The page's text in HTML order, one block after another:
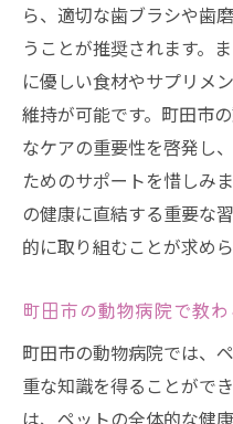
ら、適切な歯ブラシや歯
うことが推奨されます。
に優しい食材やサプリメ
維持が可能です。町田市
なケアの重要性を啓発し
ためのサポートを惜しみ
の健康に直結する重要な
的に取り組むことが求めら
町田市の動物病院で教
町田市の動物病院では、
重な知識を得ることがで
は、ペットの全体的な健